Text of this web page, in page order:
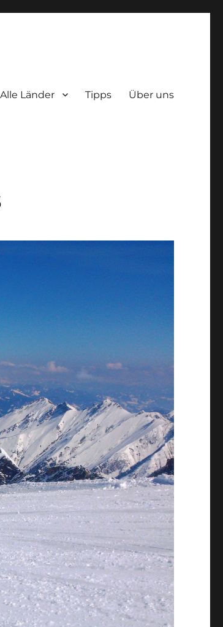
Alle Länder Tipps Über uns